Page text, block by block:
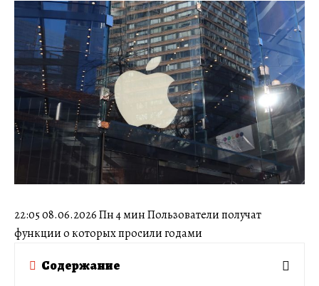
22:05 08.06.2026 Пн 4 мин Пользователи получат
функции о которых просили годами
Содержание